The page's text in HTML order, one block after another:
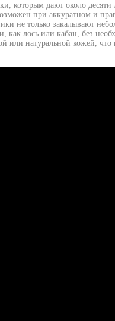
которым дают около
при аккуратном и
не только закалывают
как лось или кабан, без
или натуральной кожей, что